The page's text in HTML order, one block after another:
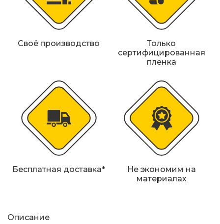
Железнодорожные путевые знаки
Своё производство
Только
сертифицированная
пленка
Бесплатная доставка*
Не экономим на
материалах
Описание